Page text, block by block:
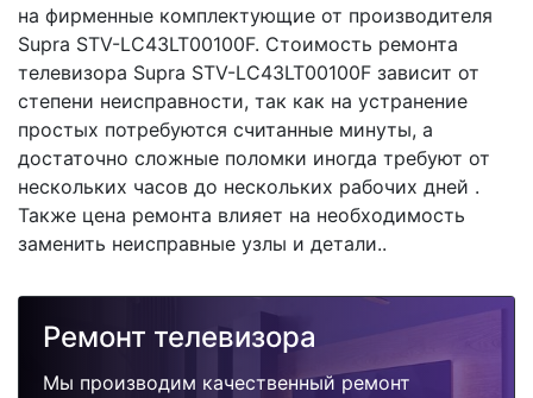
на фирменные комплектующие от производителя
Supra STV-LC43LT00100F. Стоимость ремонта
телевизора Supra STV-LC43LT00100F зависит от
степени неисправности, так как на устранение
простых потребуются считанные минуты, а
достаточно сложные поломки иногда требуют от
нескольких часов до нескольких рабочих дней .
Также цена ремонта влияет на необходимость
заменить неисправные узлы и детали..
Ремонт телевизора
Мы производим качественный ремонт